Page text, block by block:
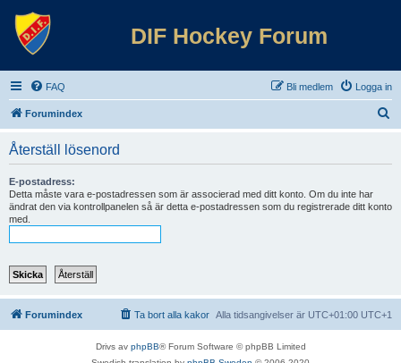
DIF Hockey Forum
FAQ Logga in
Bli medlem
Forumindex
Återställ lösenord
E-postadress:
Detta måste vara e-postadressen som är associerad med ditt konto. Om du inte har
ändrat den via kontrollpanelen så är detta e-postadressen som du registrerade ditt konto
med.
Forumindex Alla tidsangivelser är UTC+01:00 UTC+1
Ta bort alla kakor
Drivs av phpBB® Forum Software © phpBB Limited